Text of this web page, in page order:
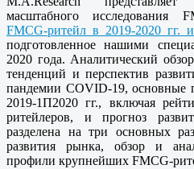
масштабного исследования
FMCG-ритейл в 2019-2020 гг.
подготовленное нашими
2020 года. Аналитический
тенденций и перспектив
пандемии COVID-19, основные
2019-1П2020 гг., включая
ритейлеров, и прогноз
разделена на три основных
развития рынка, обзор и
профили крупнейших FMCG-